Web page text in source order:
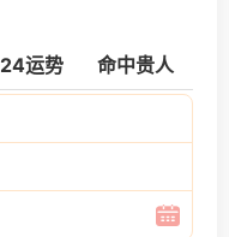
运势 命中贵人